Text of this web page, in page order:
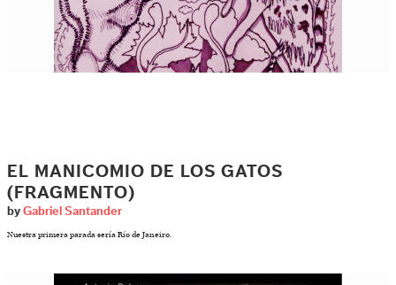
EL MANICOMIO DE LOS GATOS
(FRAGMENTO)
by Gabriel Santander
Nuestra primera parada sería Río de Janeiro.